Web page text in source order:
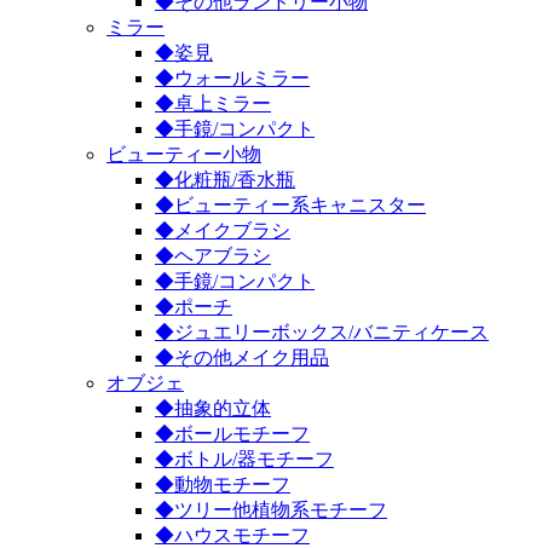
ミラー
◆姿見
◆ウォールミラー
◆卓上ミラー
◆手鏡/コンパクト
ビューティー小物
◆化粧瓶/香水瓶
◆ビューティー系キャニスター
◆メイクブラシ
◆ヘアブラシ
◆手鏡/コンパクト
◆ポーチ
◆ジュエリーボックス/バニティケース
◆その他メイク用品
オブジェ
◆抽象的立体
◆ボールモチーフ
◆ボトル/器モチーフ
◆動物モチーフ
◆ツリー他植物系モチーフ
◆ハウスモチーフ